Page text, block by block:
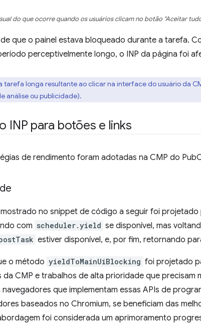
do que ocorre quando os usuários clicam no botão "Aceitar
que o painel estava bloqueado durante a tarefa.
perceptivelmente longo, o INP da página foi
tarefa longa resultante ao clicar na interface do usuário da
análise ou publicidade).
INP para botões e links
de rendimento foram adotadas na CMP do
mostrado no snippet de código a seguir foi projetado
com scheduler.yield se disponível, mas
estiver disponível, e, por fim, retornando
o método yieldToMainUiBlocking foi projetado
CMP e trabalhos de alta prioridade que precisam
que implementam essas APIs de
baseados no Chromium, se beneficiam das
foi considerada um aprimoramento